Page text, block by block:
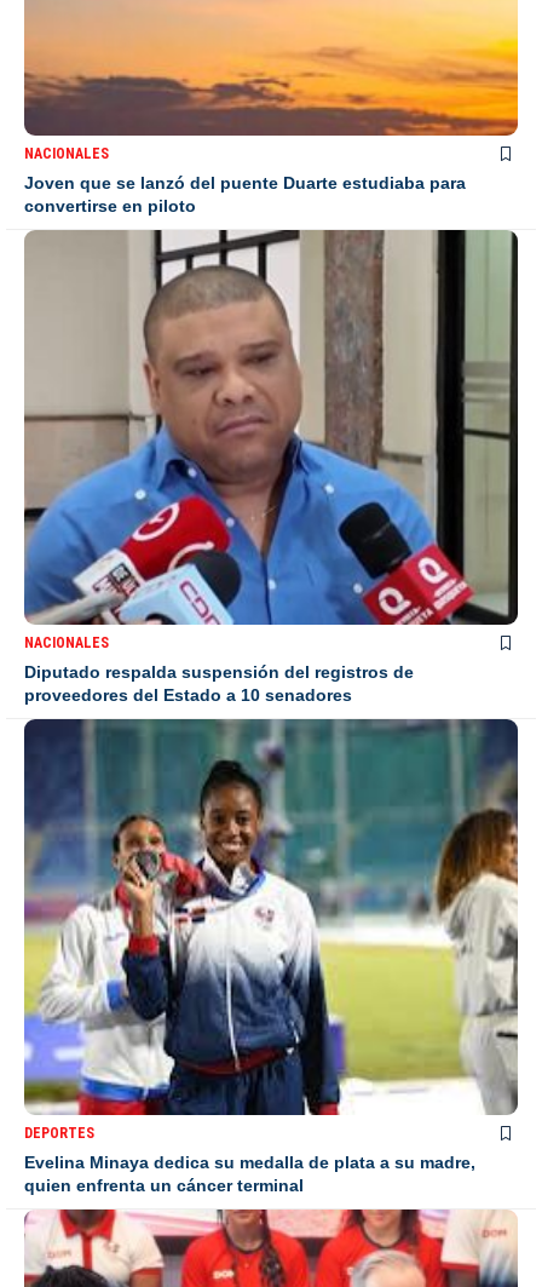
NACIONALES
Joven que se lanzó del puente Duarte estudiaba para
convertirse en piloto
NACIONALES
Diputado respalda suspensión del registros de
proveedores del Estado a 10 senadores
DEPORTES
Evelina Minaya dedica su medalla de plata a su madre,
quien enfrenta un cáncer terminal